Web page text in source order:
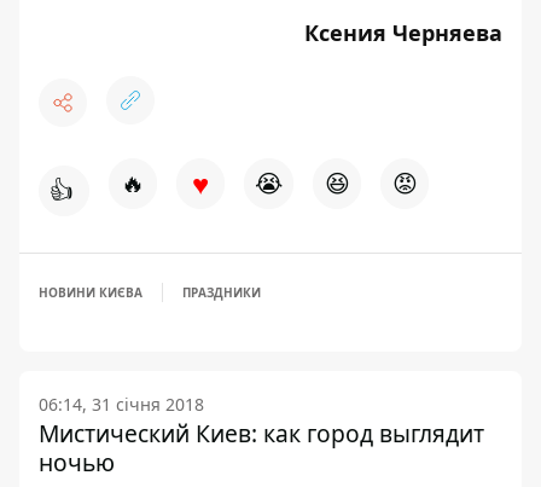
Ксения Черняева
👍 🔥 ♥ 😭 😆 😡
НОВИНИ КИЄВА ПРАЗДНИКИ
06:14, 31 січня 2018
Мистический Киев: как город выглядит
ночью